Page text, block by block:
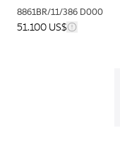
8861BR/11/386 D000
51.100 US$